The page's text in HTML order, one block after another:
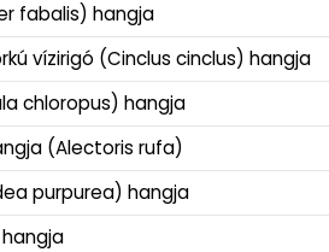
fabalis) hangja
vízirigó (Cinclus cinclus) hangja
chloropus) hangja
(Alectoris rufa)
purpurea) hangja